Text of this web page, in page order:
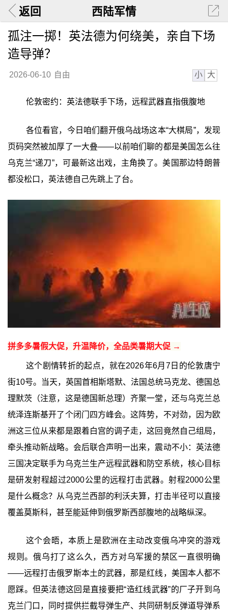
返回 西陆军情
孤注一掷！英法德为何绕美，亲自下场
造导弹？
2026-06-10 自由 小 大
伦敦密约：英法德联手下场，远程武器直指俄腹地
各位看官，今日咱们翻开俄乌战场这本“大棋局”，发现
页码突然被加厚了一大叠——以前咱们聊的都是美国怎么往
乌克兰“递刀”，可最新这出戏，主角换了。美国那边特朗普
都没松口，英法德自己先跳上了台。
拼多多暑假大促，升温降价，全品类暑期大促 →
这个剧情转折的起点，就在2026年6月7日的伦敦唐宁
街10号。当天，英国首相斯塔默、法国总统马克龙、德国总
理默茨（注意，这是德国新总理）齐聚一堂，还与乌克兰总
统泽连斯基开了个闭门四方峰会。这阵势，不对劲，因为欧
洲这三位从来都是跟着白宫的调子走，这回竟然自己组局，
牵头推动新战略。会后联合声明一出来，震动不小：英法德
三国决定联手为乌克兰生产远程武器和防空系统，核心目标
是研发射程超过2000公里的远程打击武器。射程2000公里
是什么概念？从乌克兰西部的利沃夫算，打击半径可以直接
覆盖莫斯科，甚至能延伸到俄罗斯西部腹地的战略纵深。
这个会晤，本质上是欧洲在主动改变俄乌冲突的游戏
规则。俄乌打了这么久，西方对乌军援的禁区一直很明确
——远程打击俄罗斯本土的武器，那是红线，美国本人都不
愿踩。但英法德这回是直接要把“造红线武器”的厂子开到乌
克兰门口，同时提供拦截导弹生产、共同研制反弹道导弹系